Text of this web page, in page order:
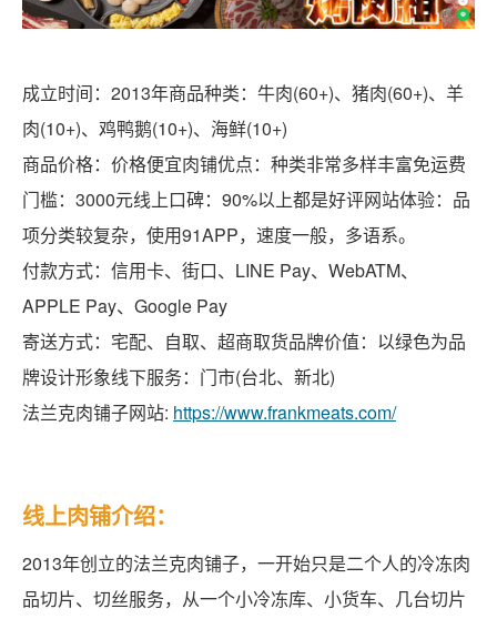
成立时间：2013年商品种类：牛肉(60+)、猪肉(60+)、羊
肉(10+)、鸡鸭鹅(10+)、海鲜(10+)
商品价格：价格便宜肉铺优点：种类非常多样丰富免运费
门槛：3000元线上口碑：90%以上都是好评网站体验：品
项分类较复杂，使用91APP，速度一般，多语系。
付款方式：信用卡、街口、LINE Pay、WebATM、
APPLE Pay、Google Pay
寄送方式：宅配、自取、超商取货品牌价值：以绿色为品
牌设计形象线下服务：门市(台北、新北)
法兰克肉铺子网站: https://www.frankmeats.com/
线上肉铺介绍：
2013年创立的法兰克肉铺子，一开始只是二个人的冷冻肉
品切片、切丝服务，从一个小冷冻库、小货车、几台切片